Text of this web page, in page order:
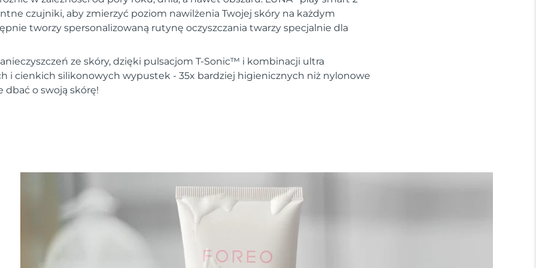
czujniki, aby zmierzyć poziom nawilżenia Twojej skóry na każdym
tworzy spersonalizowaną rutynę oczyszczania twarzy specjalnie dla
ze skóry, dzięki pulsacjom T-Sonic™ i kombinacji ultra
i cienkich silikonowych wypustek - 35x bardziej higienicznych niż nylonowe
dbać o swoją skórę!